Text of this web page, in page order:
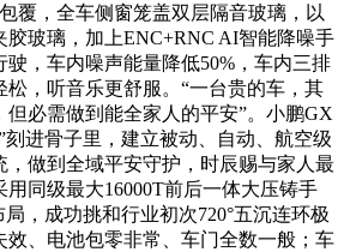
覆，全车侧窗笼盖双层隔音玻璃，以
胶玻璃，加上ENC+RNC AI智能降噪手
驶，车内噪声能量降低50%，车内三排
松，听音乐更舒服。“一台贵的车，其
必需做到能全家人的平安”。小鹏GX
刻进骨子里，建立被动、自动、航空级
，做到全域平安守护，时辰赐与家人最
同级最大16000T前后一体大压铸手
，成功挑和行业初次720°五沉连环极
效、电池包零非常、车门全数一般；车